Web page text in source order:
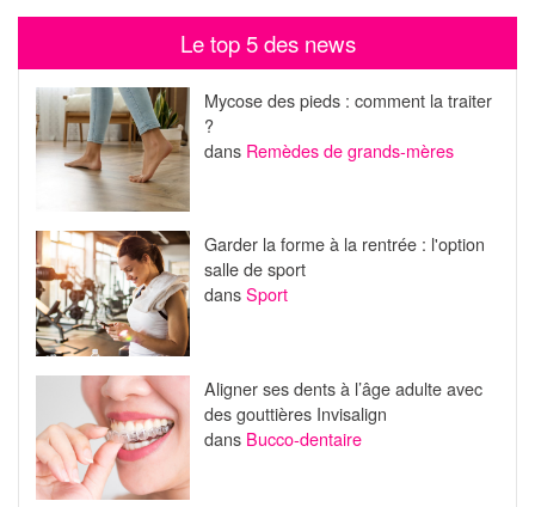
Le top 5 des news
Mycose des pieds : comment la traiter
?
dans Remèdes de grands-mères
Garder la forme à la rentrée : l'option
salle de sport
dansSport
Aligner ses dents à l’âge adulte avec
des gouttières Invisalign
dans Bucco-dentaire